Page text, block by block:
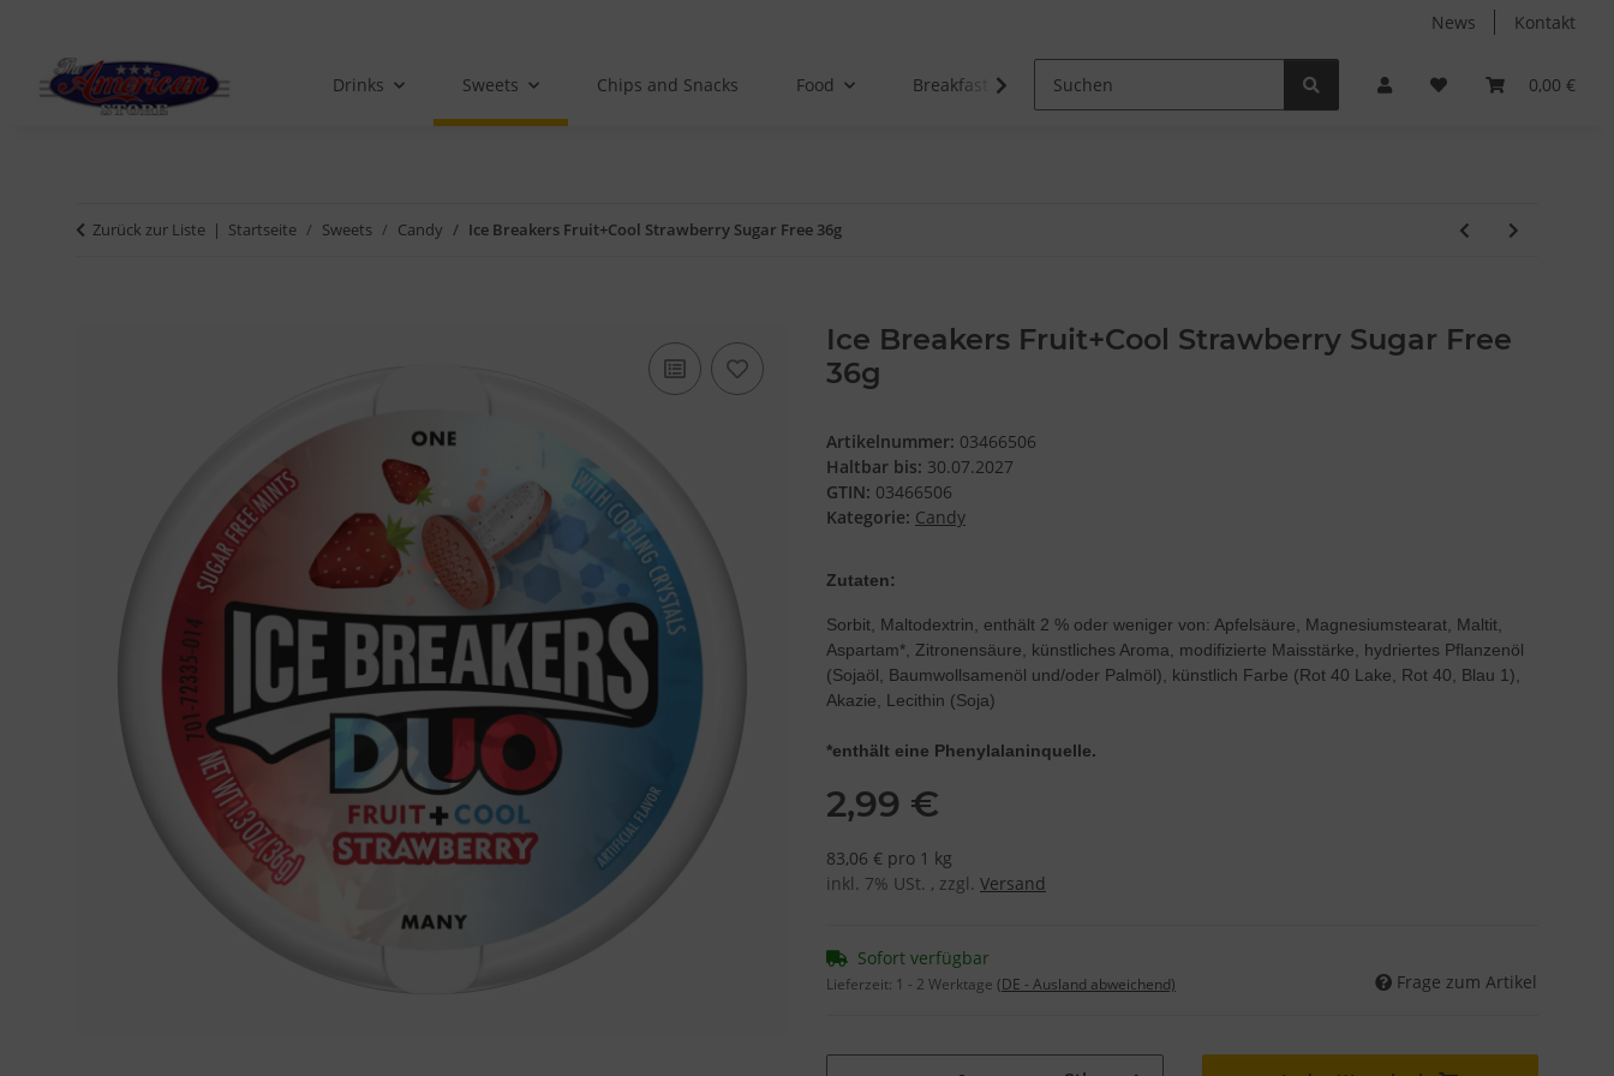
News Kontakt
0,00 €
Drinks Sweets Chips and Snacks Food Breakfast Non-Food
Zurück zur Liste Startseite Sweets Candy Ice Breakers Fruit+Cool Strawberry Sugar Free 36g
Ice Breakers Fruit+Cool Strawberry Sugar Free
36g
Artikelnummer: 03466506
Haltbar bis: 30.07.2027
GTIN: 03466506
Kategorie: Candy
Zutaten:
Sorbit, Maltodextrin, enthält 2 % oder weniger von: Apfelsäure, Magnesiumstearat, Maltit,
Aspartam*, Zitronensäure, künstliches Aroma, modifizierte Maisstärke, hydriertes Pflanzenöl
(Sojaöl, Baumwollsamenöl und/oder Palmöl), künstlich Farbe (Rot 40 Lake, Rot 40, Blau 1),
Akazie, Lecithin (Soja)
*enthält eine Phenylalaninquelle.
2,99 €
83,06 € pro 1 kg
inkl. 7% USt. , zzgl. Versand
Sofort verfügbar
Lieferzeit: 1 - 2 Werktage (DE - Ausland abweichend) Frage zum Artikel